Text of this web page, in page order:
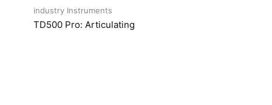
industry Instruments
TD500 Pro: Articulating